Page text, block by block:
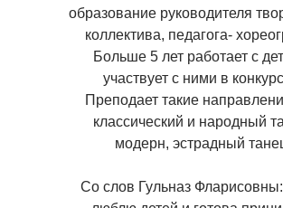
образование руководителя
коллектива, педагога-
Больше 5 лет работает с
участвует с ними в
Преподает такие
классический и народный
модерн, эстрадный
Со слов Гульназ